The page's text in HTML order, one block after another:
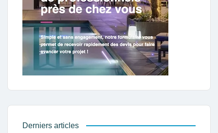
Derniers articles